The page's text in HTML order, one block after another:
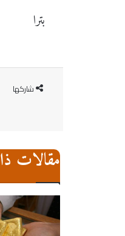
بترا
شاركها
مقالات